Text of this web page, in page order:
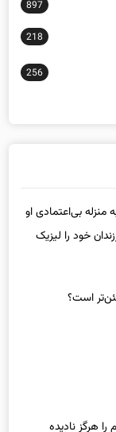
218
256
بی‌اعتمادی او
خود را لیزیک